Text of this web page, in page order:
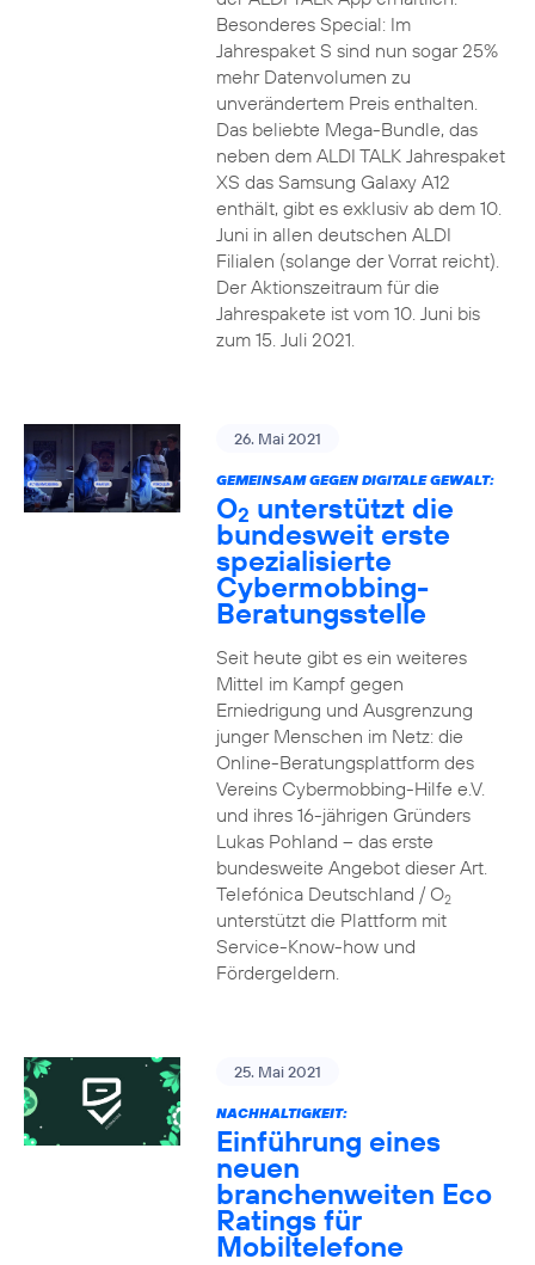
Besonderes Special: Im
Jahrespaket S sind nun sogar 25%
mehr Datenvolumen zu
unverändertem Preis enthalten.
Das beliebte Mega-Bundle, das
neben dem ALDI TALK Jahrespaket
XS das Samsung Galaxy A12
enthält, gibt es exklusiv ab dem 10.
Juni in allen deutschen ALDI
Filialen (solange der Vorrat reicht).
Der Aktionszeitraum für die
Jahrespakete ist vom 10. Juni bis
zum 15. Juli 2021.
26. Mai 2021
GEMEINSAM GEGEN DIGITALE GEWALT:
O2 unterstützt die
bundesweit erste
spezialisierte
Cybermobbing-
Beratungsstelle
Seit heute gibt es ein weiteres
Mittel im Kampf gegen
Erniedrigung und Ausgrenzung
junger Menschen im Netz: die
Online-Beratungsplattform des
Vereins Cybermobbing-Hilfe e.V.
und ihres 16-jährigen Gründers
Lukas Pohland – das erste
bundesweite Angebot dieser Art.
Telefónica Deutschland / O2
unterstützt die Plattform mit
Service-Know-how und
Fördergeldern.
25. Mai 2021
NACHHALTIGKEIT:
Einführung eines
neuen
branchenweiten Eco
Ratings für
Mobiltelefone